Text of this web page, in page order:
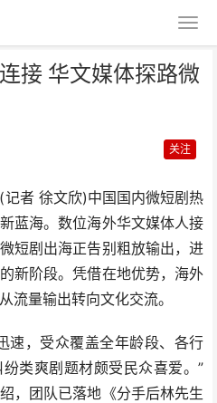
接 华文媒体探路微
关注
者 徐文欣)中国国内微短剧热
蓝海。数位海外华文媒体人接
短剧出海正告别粗放输出，进
新阶段。凭借在地优势，海外
流量输出转向文化交流。
，受众覆盖全年龄段、各行
类爽剧题材颇受民众喜爱。”
，团队已落地《分手后林先生
华文媒体